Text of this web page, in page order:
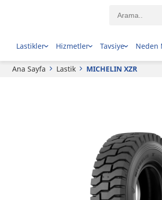
Lastikler Hizmetler Tavsiye Neden
Ana Sayfa Lastik MICHELIN XZR
MICHELIN XZR